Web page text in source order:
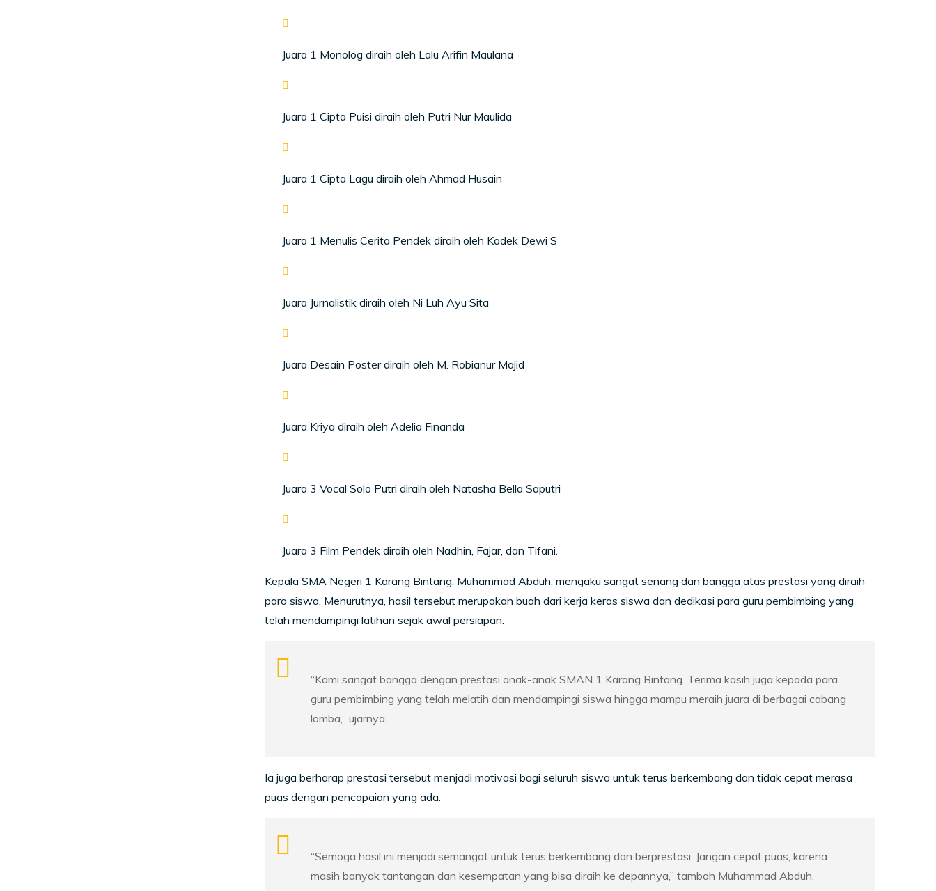
Juara 1 Monolog diraih oleh Lalu Arifin Maulana
Juara 1 Cipta Puisi diraih oleh Putri Nur Maulida
Juara 1 Cipta Lagu diraih oleh Ahmad Husain
Juara 1 Menulis Cerita Pendek diraih oleh Kadek Dewi S
Juara Jurnalistik diraih oleh Ni Luh Ayu Sita
Juara Desain Poster diraih oleh M. Robianur Majid
Juara Kriya diraih oleh Adelia Finanda
Juara 3 Vocal Solo Putri diraih oleh Natasha Bella Saputri
Juara 3 Film Pendek diraih oleh Nadhin, Fajar, dan Tifani.
Kepala SMA Negeri 1 Karang Bintang, Muhammad Abduh, mengaku sangat senang dan bangga atas prestasi yang diraih
para siswa. Menurutnya, hasil tersebut merupakan buah dari kerja keras siswa dan dedikasi para guru pembimbing yang
telah mendampingi latihan sejak awal persiapan.
“Kami sangat bangga dengan prestasi anak-anak SMAN 1 Karang Bintang. Terima kasih juga kepada para
guru pembimbing yang telah melatih dan mendampingi siswa hingga mampu meraih juara di berbagai cabang
lomba,” ujarnya.
Ia juga berharap prestasi tersebut menjadi motivasi bagi seluruh siswa untuk terus berkembang dan tidak cepat merasa
puas dengan pencapaian yang ada.
“Semoga hasil ini menjadi semangat untuk terus berkembang dan berprestasi. Jangan cepat puas, karena
masih banyak tantangan dan kesempatan yang bisa diraih ke depannya,” tambah Muhammad Abduh.